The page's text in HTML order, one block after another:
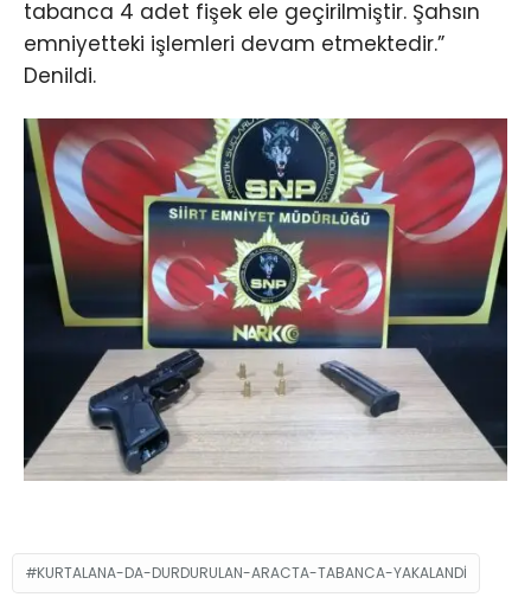
tabanca 4 adet fişek ele geçirilmiştir. Şahsın
emniyetteki işlemleri devam etmektedir.”
Denildi.
KURTALANA-DA-DURDURULAN-ARACTA-TABANCA-YAKALANDI